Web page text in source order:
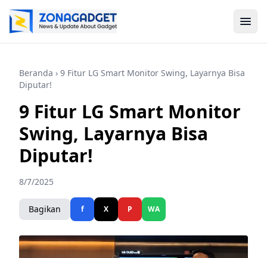
Beranda › 9 Fitur LG Smart Monitor Swing, Layarnya Bisa
Diputar!
9 Fitur LG Smart Monitor
Swing, Layarnya Bisa
Diputar!
8/7/2025
Bagikan f X P WA